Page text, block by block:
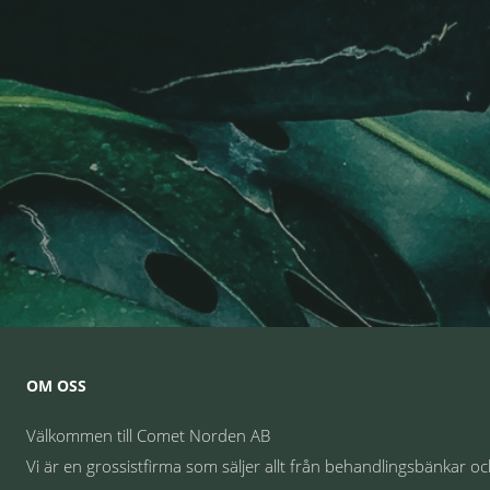
OM OSS
Välkommen till Comet Norden AB
Vi är en grossistfirma som säljer allt från behandlingsbänkar